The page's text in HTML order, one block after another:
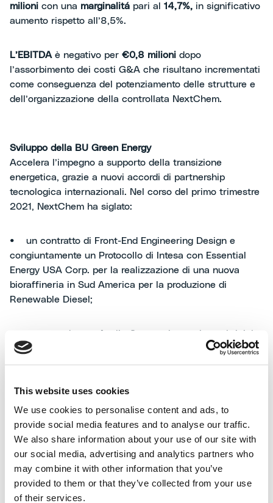
This website uses cookies
We use cookies to personalise content and ads, to
provide social media features and to analyse our traffic.
We also share information about your use of our site with
our social media, advertising and analytics partners who
may combine it with other information that you’ve
provided to them or that they’ve collected from your use
of their services.
milioni con una marginalitá pari al 14,7%, in significativo
aumento rispetto all’8,5%.
L’EBITDA è negativo per €0,8 milioni dopo
l’assorbimento dei costi G&A che risultano incrementati
come conseguenza del potenziamento delle strutture e
dell’organizzazione della controllata NextChem.
Sviluppo della BU Green Energy
Accelera l’impegno a supporto della transizione
energetica, grazie a nuovi accordi di partnership
tecnologica internazionali. Nel corso del primo trimestre
2021, NextChem ha siglato:
• un contratto di Front-End Engineering Design e
congiuntamente un Protocollo di Intesa con Essential
Energy USA Corp. per la realizzazione di una nuova
bioraffineria in Sud America per la produzione di
Renewable Diesel;
• un accordo con Agylix Corporation, attiva nel riciclo
avanzato della plastica post-consumo, per supportare lo
• un protocollo di intesa con Adani Enterprises Ltd. per
lo sviluppo di progetti focalizzati sulla realizzazione di
prodotti chimici, ammoniaca e idrogeno da fonti
rinnovabili in India.